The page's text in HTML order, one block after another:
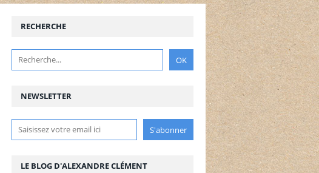
NEWSLETTER
RECHERCHE
LE BLOG D'ALEXANDRE CLÉMENT